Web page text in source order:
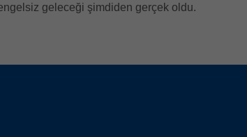
geleceği şimdiden gerçek oldu.